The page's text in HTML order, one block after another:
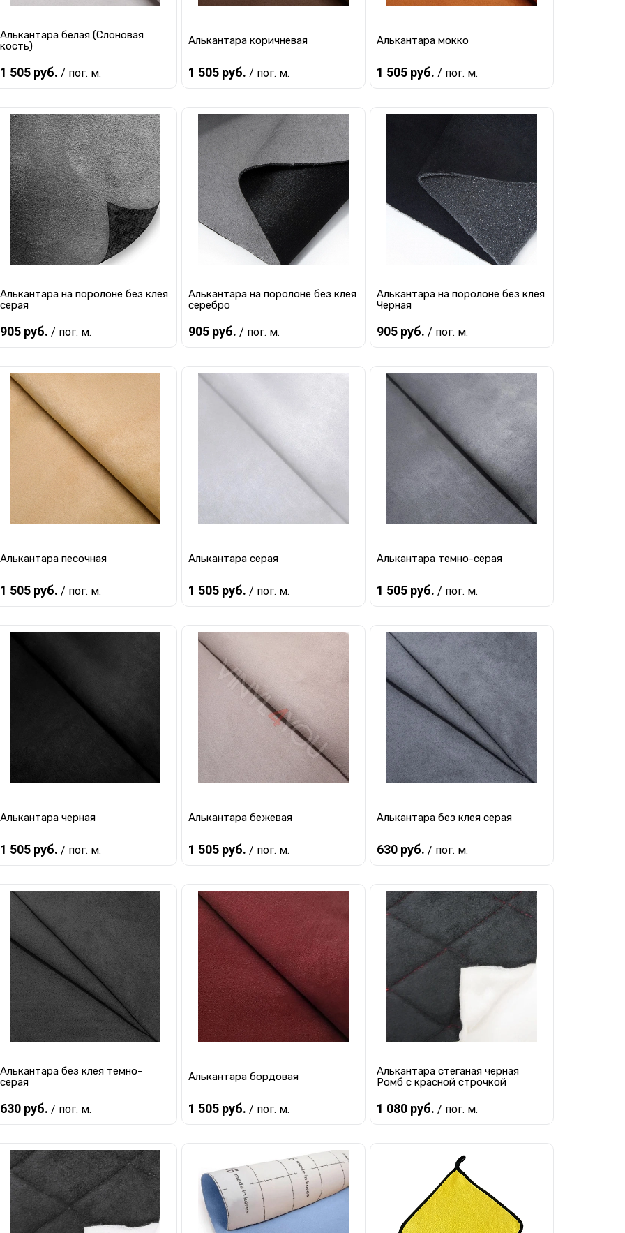
Алькантара белая (Слоновая
кость)
1 505 руб. / пог. м.
В корзину
Купить в 1 клик К сравнению
В избранное В наличии
Алькантара коричневая
1 505 руб. / пог. м.
В корзину
Купить в 1 клик К сравнению
В избранное В наличии
Алькантара мокко
1 505 руб. / пог. м.
В корзину
В избранное
Алькантара на поролоне без клея
серая
905 руб. / пог. м.
В корзину
Купить в 1 клик
В избранное В наличии
Алькантара на поролоне без клея
серебро
905 руб. / пог. м.
В корзину
Купить в 1 клик
В избранное
Алькантара на поролоне без клея
Черная
905 руб. / пог. м.
В корзину
Купить в 1 клик К сравнению
В избранное В наличии
Алькантара песочная
1 505 руб. / пог. м.
В корзину
К сравнению
Алькантара серая
1 505 руб. / пог. м.
В корзину
Купить в 1 клик
В избранное В наличии
Алькантара темно-серая
1 505 руб. / пог. м.
В корзину
Купить в 1 клик К сравнению
В избранное В наличии
Алькантара черная
1 505 руб. / пог. м.
В корзину
Купить в 1 клик К сравнению
В избранное В наличии
Алькантара бежевая
1 505 руб. / пог. м.
В корзину
Купить в 1 клик К сравнению
В избранное В наличии
Алькантара без клея серая
630 руб. / пог. м.
В корзину
Купить в 1 клик К сравнению
В избранное В наличии
Алькантара без клея темно-
серая
630 руб. / пог. м.
В корзину
Купить в 1 клик К сравнению
В избранное В наличии
Алькантара бордовая
1 505 руб. / пог. м.
Купить в 1 клик К сравнению
В избранное В наличии
Алькантара стеганая черная
Ромб с красной строчкой
1 080 руб. / пог. м.
Купить в 1 клик
В избранное В наличии